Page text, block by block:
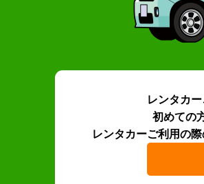
レンタカ
初めての
レンタカーご利用の